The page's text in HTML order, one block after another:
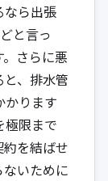
なら出張
と言っ
さらに悪
、排水管
かります
極限まで
を結ばせ
いために